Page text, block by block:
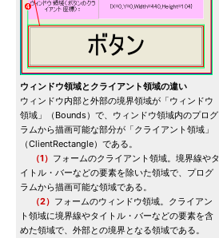
ウィンドウ領域とクライアント領域の違い
ウィンドウ内部と外部の境界領域が「ウィンドウ
領域」（Bounds）で、ウィンドウ領域内のプログ
ラムから描画可能な部分が「クライアント領域」
（ClientRectangle）である。
（1） フォームのクライアント領域。境界線やタ
イトル・バーなどの要素を除いた領域で、プログ
ラムから描画可能な領域である。
（2） フォームのウィンドウ領域。クライアン
ト領域に境界線やタイトル・バーなどの要素を含
めた領域で、外部との境界となる領域である。